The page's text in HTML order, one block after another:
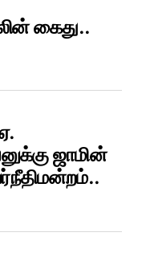
கைது..
ஜாமின்